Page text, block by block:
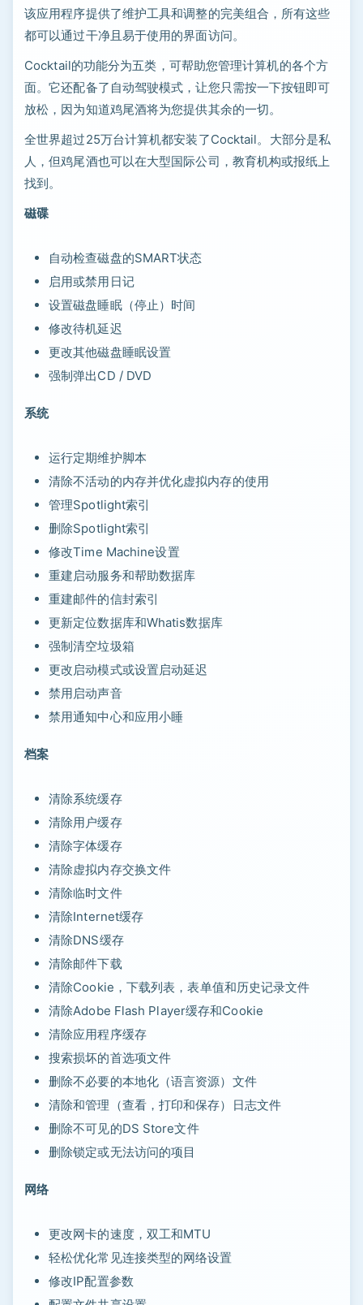
该应用程序提供了维护工具和调整的完美组合，所有这些
都可以通过干净且易于使用的界面访问。
Cocktail的功能分为五类，可帮助您管理计算机的各个方
面。它还配备了自动驾驶模式，让您只需按一下按钮即可
放松，因为知道鸡尾酒将为您提供其余的一切。
全世界超过25万台计算机都安装了Cocktail。大部分是私
人，但鸡尾酒也可以在大型国际公司，教育机构或报纸上
找到。
磁碟
自动检查磁盘的SMART状态
启用或禁用日记
设置磁盘睡眠（停止）时间
修改待机延迟
更改其他磁盘睡眠设置
强制弹出CD / DVD
系统
运行定期维护脚本
清除不活动的内存并优化虚拟内存的使用
管理Spotlight索引
删除Spotlight索引
修改Time Machine设置
重建启动服务和帮助数据库
重建邮件的信封索引
更新定位数据库和Whatis数据库
强制清空垃圾箱
更改启动模式或设置启动延迟
禁用启动声音
禁用通知中心和应用小睡
档案
清除系统缓存
清除用户缓存
清除字体缓存
清除虚拟内存交换文件
清除临时文件
清除Internet缓存
清除DNS缓存
清除邮件下载
清除Cookie，下载列表，表单值和历史记录文件
清除Adobe Flash Player缓存和Cookie
清除应用程序缓存
搜索损坏的首选项文件
删除不必要的本地化（语言资源）文件
清除和管理（查看，打印和保存）日志文件
删除不可见的DS Store文件
删除锁定或无法访问的项目
网络
更改网卡的速度，双工和MTU
轻松优化常见连接类型的网络设置
修改IP配置参数